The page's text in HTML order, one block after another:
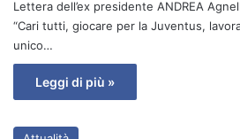
Lettera dell’ex presidente ANDREA
“Cari tutti, giocare per la Juventus,
unico…
Leggi di più »